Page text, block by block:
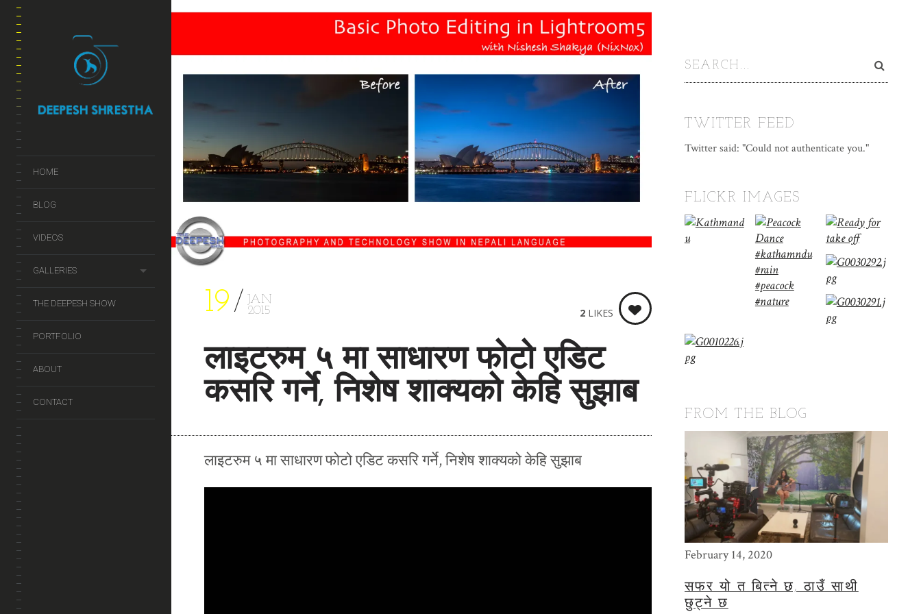
HOME
BLOG
VIDEOS
GALLERIES
THE DEEPESH SHOW
PORTFOLIO
ABOUT
CONTACT
19
JAN
2015
लाइटरुम ५ मा साधारण फोटो एडिट
कसरि गर्ने, निशेष शाक्यको केहि सुझाब
2LIKES
लाइटरुम ५ मा साधारण फोटो एडिट कसरि गर्ने, निशेष शाक्यको केहि सुझाब
TWITTER FEED
Twitter said: "Could not authenticate you."
FLICKR IMAGES
FROM THE BLOG
February 14, 2020
सफर यो त बित्ने छ, ठाउँ साथी
छुट्ने छ